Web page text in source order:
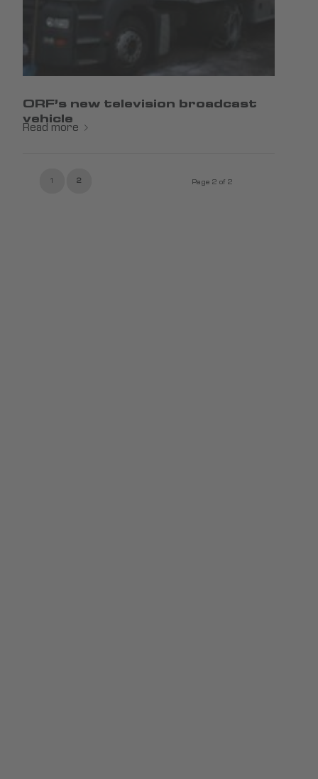
ORF’s new television broadcast
vehicle
Read more
Page 2 of 2
1 2